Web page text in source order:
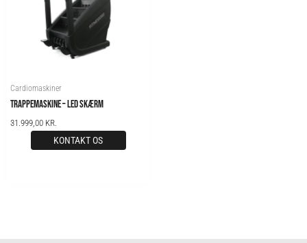
Cardiomaskiner
TRAPPEMASKINE – LED SKÆRM
31.999,00 KR.
KONTAKT OS